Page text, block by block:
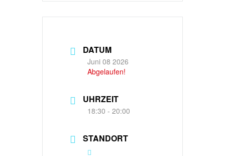
DATUM
Juni 08 2026
Abgelaufen!
UHRZEIT
18:30 - 20:00
STANDORT